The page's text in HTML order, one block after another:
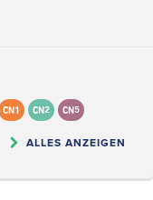
CN1 CN2 CN5
ALLES ANZEIGEN